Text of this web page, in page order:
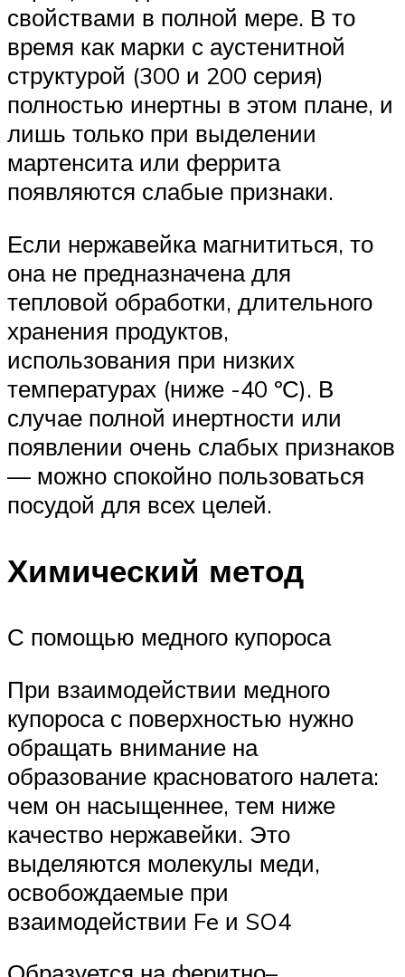
свойствами в полной мере. В то
время как марки с аустенитной
структурой (300 и 200 серия)
полностью инертны в этом плане, и
лишь только при выделении
мартенсита или феррита
появляются слабые признаки.
Если нержавейка магнититься, то
она не предназначена для
тепловой обработки, длительного
хранения продуктов,
использования при низких
температурах (ниже -40 ºС). В
случае полной инертности или
появлении очень слабых признаков
— можно спокойно пользоваться
посудой для всех целей.
Химический метод
С помощью медного купороса
При взаимодействии медного
купороса с поверхностью нужно
обращать внимание на
образование красноватого налета:
чем он насыщеннее, тем ниже
качество нержавейки. Это
выделяются молекулы меди,
освобождаемые при
взаимодействии Fe и SO4